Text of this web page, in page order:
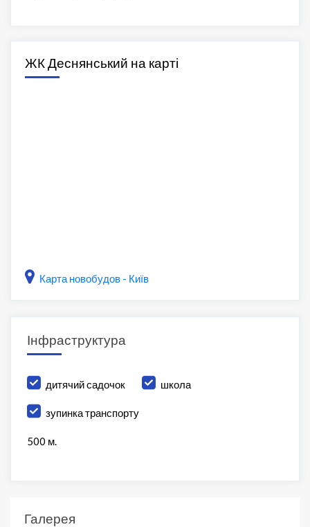
ЖК Деснянський на карті
Карта новобудов - Київ
Інфраструктура
дитячий садочок школа
зупинка транспорту
500 м.
Галерея